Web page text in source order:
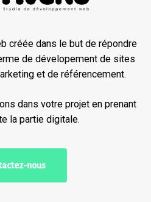
créée dans le but de répondre
de dévelopement de sites
et de référencement.
dans votre projet en prenant
la partie digitale.
actez-nous